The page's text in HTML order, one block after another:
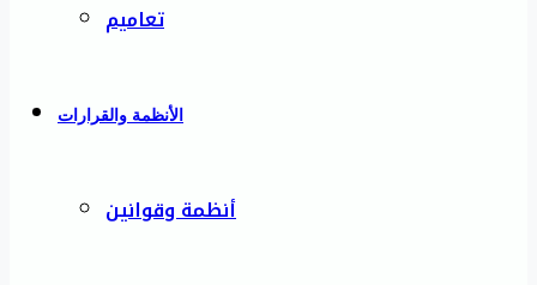
تعاميم
الأنظمة والقرارات
أنظمة وقوانين